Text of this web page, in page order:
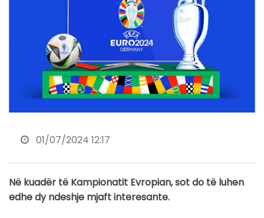
01/07/2024 12:17
Në kuadër të Kampionatit Evropian, sot do të luhen
edhe dy ndeshje mjaft interesante.